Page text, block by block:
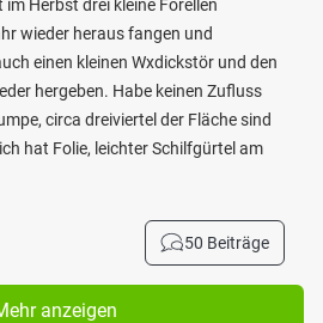
Herbst drei kleine Forellen
wieder heraus fangen und
einen kleinen Wxdickstör und den
hergeben. Habe keinen Zufluss
circa dreiviertel der Fläche sind
hat Folie, leichter Schilfgürtel am
50 Beiträge
anzeigen